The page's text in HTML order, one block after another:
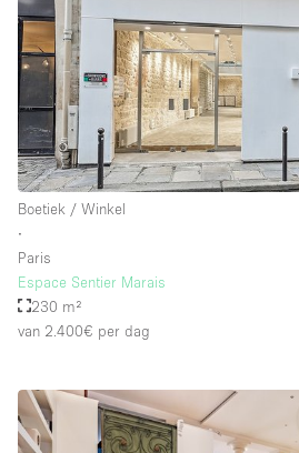
Whitebox / Minimaal
Verdieping/Toegang:
Souterrain
Begane grond tuin
Begane grond straatkant
Terras
Boven
Boetiek / Winkel
∙
Paris
Espace Sentier Marais
230 m²
van 2.400€ per dag